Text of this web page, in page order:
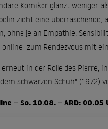
Komiker glänzt weniger
zieht eine
ohne je an Empathie,
zum Rendezvous mit
in der Rolle des Pierre,
schwarzen Schuh" (1972)
– So. 10.08. – ARD: 00.05